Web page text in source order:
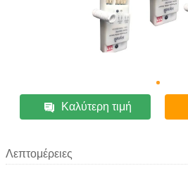
Καλύτερη τιμή
Λεπτομέρειες